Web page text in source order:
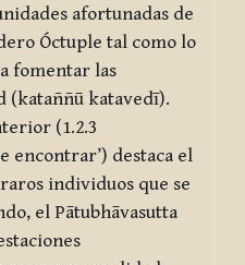
afortunadas de
Óctuple tal como lo
fomentar las
(kataññū katavedī).
(1.2.3
encontrar’) destaca el
individuos que se
el Pātubhāvasutta